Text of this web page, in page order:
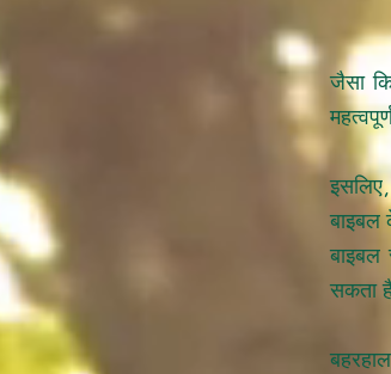
जैसा
सकता